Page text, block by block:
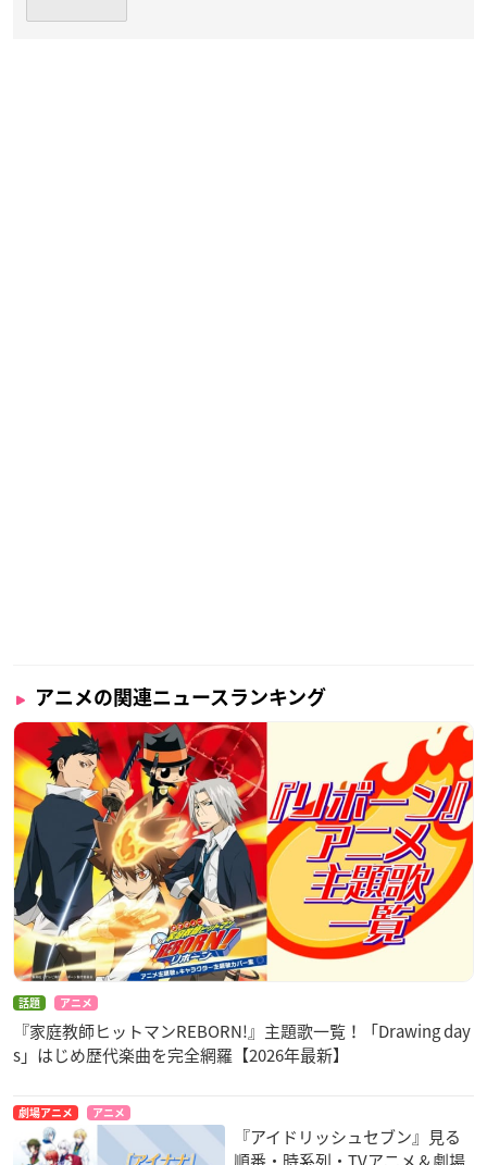
アニメの関連ニュースランキング
話題 アニメ
『家庭教師ヒットマンREBORN!』主題歌一覧！「Drawing day
s」はじめ歴代楽曲を完全網羅【2026年最新】
劇場アニメ アニメ
『アイドリッシュセブン』見る